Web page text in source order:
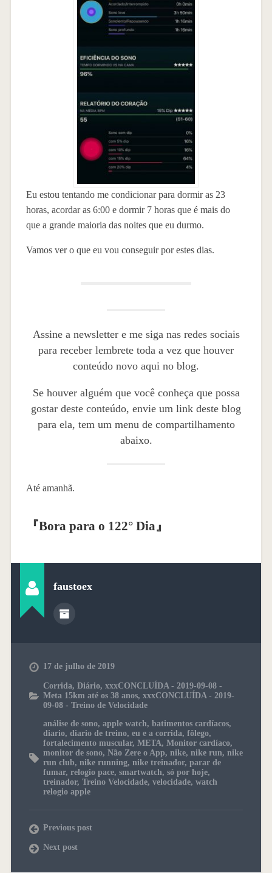
Eu estou tentando me condicionar para dormir as 23
horas, acordar as 6:00 e dormir 7 horas que é mais do
que a grande maioria das noites que eu durmo.
Vamos ver o que eu vou conseguir por estes dias.
Assine a newsletter e me siga nas redes sociais
para receber lembrete toda a vez que houver
conteúdo novo aqui no blog.
Se houver alguém que você conheça que possa
gostar deste conteúdo, envie um link deste blog
para ela, tem um menu de compartilhamento
abaixo.
Até amanhã.
『Bora para o 122° Dia』
faustoex
17 de julho de 2019
Corrida, Diário, xxxCONCLUÍDA - 2019-09-08 -
Meta 15km até os 38 anos, xxxCONCLUÍDA - 2019-
09-08 - Treino de Velocidade
análise de sono, apple watch, batimentos cardíacos,
diario, diario de treino, eu e a corrida, fôlego,
fortalecimento muscular, META, Monitor cardíaco,
monitor de sono, Não Zere o App, nike, nike run, nike
run club, nike running, nike treinador, parar de
fumar, relogio pace, smartwatch, só por hoje,
treinador, Treino Velocidade, velocidade, watch
relogio apple
Previous post
Next post